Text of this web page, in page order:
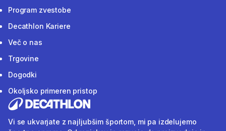
Program zvestobe
Decathlon Kariere
Več o nas
Trgovine
Dogodki
Okoljsko primeren pristop
Vi se ukvarjate z najljubšim športom, mi pa izdelujemo